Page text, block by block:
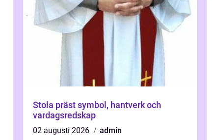
Stola präst symbol, hantverk och
vardagsredskap
02 augusti 2026
admin